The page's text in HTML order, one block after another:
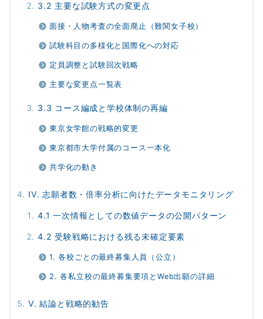
3.2 主要な試験方式の変更点
面接・人物考査の全面廃止（難関女子校）
試験科目の多様化と国際化への対応
定員調整と試験回次戦略
主要な変更点一覧表
3.3 コース編成と学校体制の再編
東京女学館の戦略的変更
東京都市大学付属のコース一本化
共学化の動き
IV. 志願者数・倍率分析に向けたデータモニタリング
4.1 一次情報としての数値データの公開パターン
4.2 受験戦略における残る未確定要素
1. 各校ごとの最終募集人員（公立）
2. 各私立校の最終募集要項とWeb出願の詳細
V. 結論と戦略的勧告